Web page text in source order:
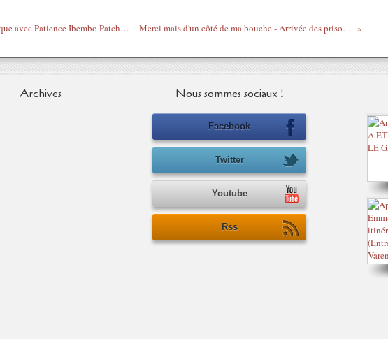
Congo musique avec Patience Ibembo Patchanga : Ingratitudede belcreat Merci mais d'un côté de ma bouche - Arrivée des prisonniers politiques ivoiriens libérés
Archives Nous sommes sociaux !
Facebook
Twitter
Youtube
Rss